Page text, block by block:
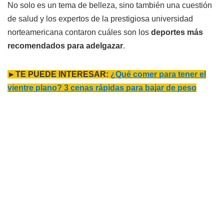
No solo es un tema de belleza, sino también una cuestión
de salud y los expertos de la prestigiosa universidad
norteamericana contaron cuáles son los deportes más
recomendados para adelgazar.
►TE PUEDE INTERESAR: ¿Qué comer para tener el
vientre plano? 3 cenas rápidas para bajar de peso